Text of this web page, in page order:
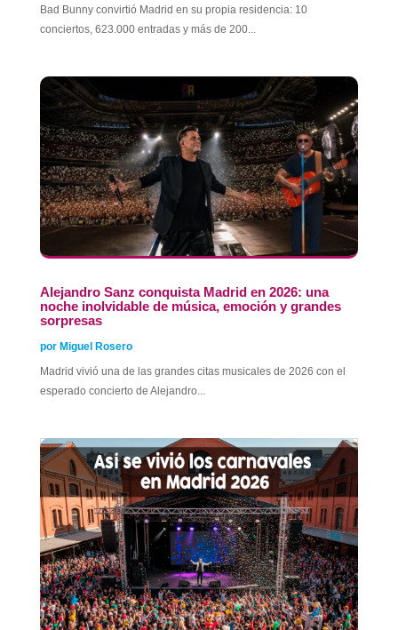
Bad Bunny convirtió Madrid en su propia residencia: 10
conciertos, 623.000 entradas y más de 200...
Alejandro Sanz conquista Madrid en 2026: una
noche inolvidable de música, emoción y grandes
sorpresas
por Miguel Rosero
Madrid vivió una de las grandes citas musicales de 2026 con el
esperado concierto de Alejandro...